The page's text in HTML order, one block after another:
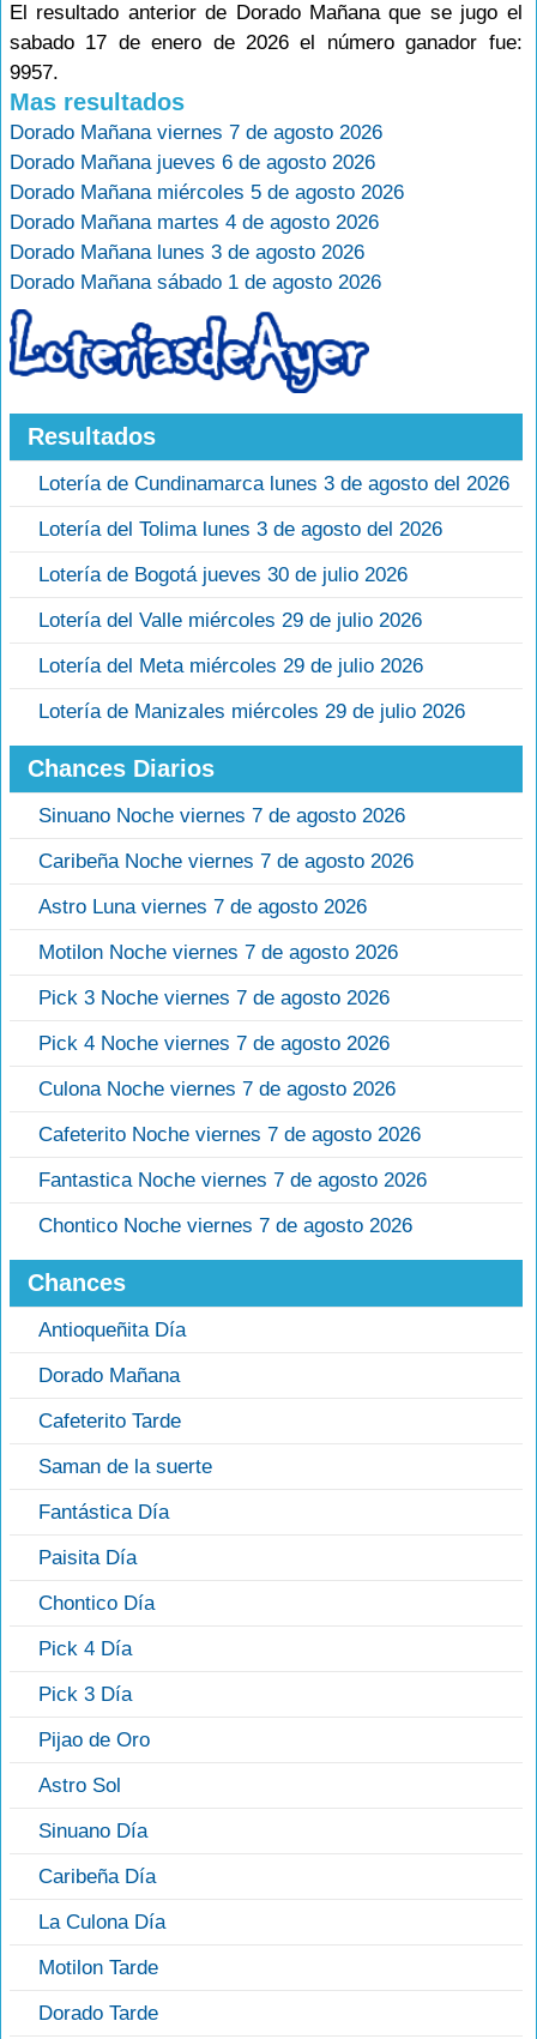
El resultado anterior de Dorado Mañana que se jugo el
sabado 17 de enero de 2026 el número ganador fue:
9957.
Mas resultados
Dorado Mañana viernes 7 de agosto 2026
Dorado Mañana jueves 6 de agosto 2026
Dorado Mañana miércoles 5 de agosto 2026
Dorado Mañana martes 4 de agosto 2026
Dorado Mañana lunes 3 de agosto 2026
Dorado Mañana sábado 1 de agosto 2026
Resultados
Lotería de Cundinamarca lunes 3 de agosto del 2026
Lotería del Tolima lunes 3 de agosto del 2026
Lotería de Bogotá jueves 30 de julio 2026
Lotería del Valle miércoles 29 de julio 2026
Lotería del Meta miércoles 29 de julio 2026
Lotería de Manizales miércoles 29 de julio 2026
Chances Diarios
Sinuano Noche viernes 7 de agosto 2026
Caribeña Noche viernes 7 de agosto 2026
Astro Luna viernes 7 de agosto 2026
Motilon Noche viernes 7 de agosto 2026
Pick 3 Noche viernes 7 de agosto 2026
Pick 4 Noche viernes 7 de agosto 2026
Culona Noche viernes 7 de agosto 2026
Cafeterito Noche viernes 7 de agosto 2026
Fantastica Noche viernes 7 de agosto 2026
Chontico Noche viernes 7 de agosto 2026
Chances
Antioqueñita Día
Dorado Mañana
Cafeterito Tarde
Saman de la suerte
Fantástica Día
Paisita Día
Chontico Día
Pick 4 Día
Pick 3 Día
Pijao de Oro
Astro Sol
Sinuano Día
Caribeña Día
La Culona Día
Motilon Tarde
Dorado Tarde